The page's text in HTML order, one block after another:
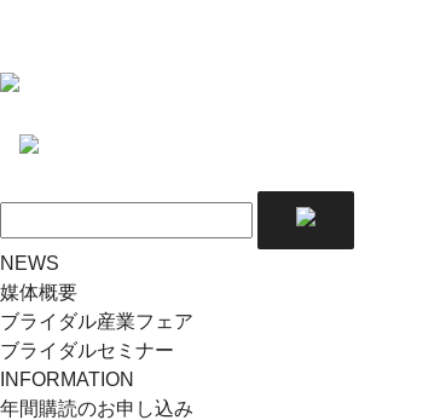
NEWS
媒体概要
ブライダル産業フェア
ブライダルセミナー
INFORMATION
年間購読のお申し込み